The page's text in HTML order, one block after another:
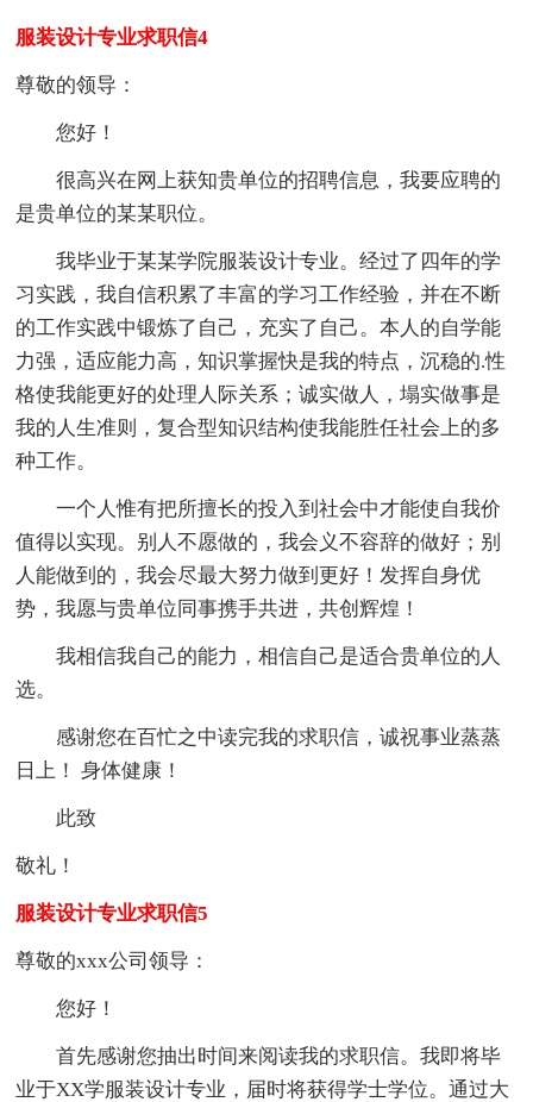
服装设计专业求职信4
尊敬的领导：
您好！
很高兴在网上获知贵单位的招聘信息，我要应聘的
是贵单位的某某职位。
我毕业于某某学院服装设计专业。经过了四年的学
习实践，我自信积累了丰富的学习工作经验，并在不断
的工作实践中锻炼了自己，充实了自己。本人的自学能
力强，适应能力高，知识掌握快是我的特点，沉稳的.性
格使我能更好的处理人际关系；诚实做人，塌实做事是
我的人生准则，复合型知识结构使我能胜任社会上的多
种工作。
一个人惟有把所擅长的投入到社会中才能使自我价
值得以实现。别人不愿做的，我会义不容辞的做好；别
人能做到的，我会尽最大努力做到更好！发挥自身优
势，我愿与贵单位同事携手共进，共创辉煌！
我相信我自己的能力，相信自己是适合贵单位的人
选。
感谢您在百忙之中读完我的求职信，诚祝事业蒸蒸
日上！ 身体健康！
此致
敬礼！
服装设计专业求职信5
尊敬的xxx公司领导：
您好！
首先感谢您抽出时间来阅读我的求职信。我即将毕
业于XX学服装设计专业，届时将获得学士学位。通过大